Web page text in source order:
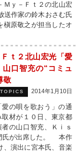
Ｍｙ－Ｆｔ２の北山宏
作家の鈴木おさむ氏
槇原敬之が担当したオ
ｔ２北山宏光「愛
口智充の“コミュ
敬
TOPICS 2014年1月10日
の唄を歌おう」の通
取材が１０日、東京都
の山口智充、Ｋｉｓ
氏が出席した。 本作
、演出に宮本氏、音楽